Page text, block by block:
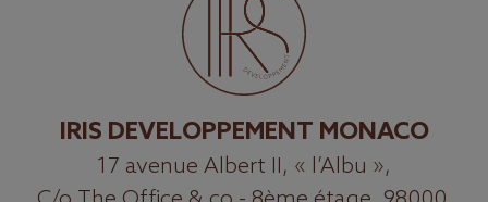
IRIS DEVELOPPEMENT MONACO
17 avenue Albert II, « l’Albu »,